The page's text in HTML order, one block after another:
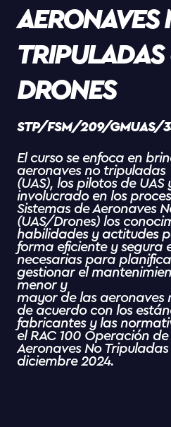
AERONAVES
DRONES
STP/FSM/209/GMUAS/
El curso se enfoca en
aeronaves no tripuladas
(UAS), los pilotos de UAS
involucrado en los
Sistemas de Aeronaves
(UAS/Drones) los
habilidades y actitudes
forma eficiente y segura
necesarias para
gestionar el
menor y
mayor de las aeronaves
de acuerdo con los
fabricantes y las
el RAC 100 Operación
Aeronaves No
diciembre 2024.